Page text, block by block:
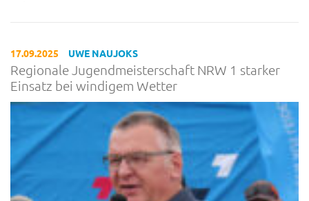
17.09.2025 UWE NAUJOKS
Regionale Jugendmeisterschaft NRW 1 starker
Einsatz bei windigem Wetter